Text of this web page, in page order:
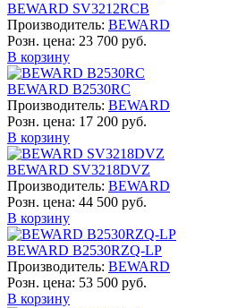
BEWARD SV3212RCB
Производитель: BEWARD
Розн. цена: 23 700 руб.
В корзину
BEWARD B2530RC
Производитель: BEWARD
Розн. цена: 17 200 руб.
В корзину
BEWARD SV3218DVZ
Производитель: BEWARD
Розн. цена: 44 500 руб.
В корзину
BEWARD B2530RZQ-LP
Производитель: BEWARD
Розн. цена: 53 500 руб.
В корзину